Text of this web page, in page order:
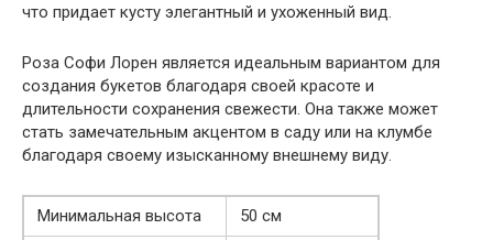
что придает кусту элегантный и ухоженный вид.
Роза Софи Лорен является идеальным вариантом для
создания букетов благодаря своей красоте и
длительности сохранения свежести. Она также может
стать замечательным акцентом в саду или на клумбе
благодаря своему изысканному внешнему виду.
Минимальная высота
50 см